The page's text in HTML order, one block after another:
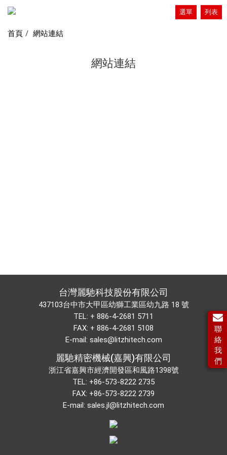
選單 列表
首頁 網站連結
網站連結
聯
絡
我
們
台灣麗馳科技股份有限公司
437103台中市大甲區幼獅工業區幼九路 18 號
TEL: + 886-4-2681 5711
FAX: + 886-4-2681 5108
E-mail: sales@litzhitech.com
麗馳精密機械(嘉興)有限公司
浙江省嘉興市經濟開發區和風路1398號
TEL: +86-573-8222 2735
FAX: +86-573-8222 2739
E-mail: sales.jl@litzhitech.com